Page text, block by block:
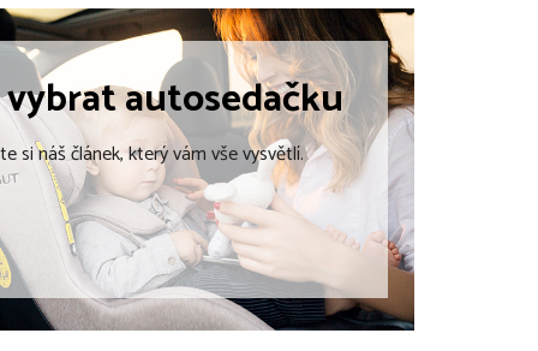
vybratautosedačku
si náš článek, který vám vše vysvětlí.